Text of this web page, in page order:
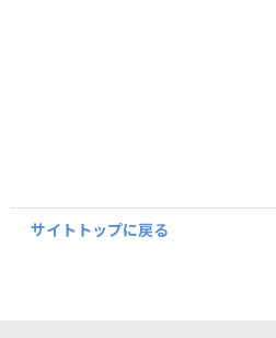
サイトトップに戻る